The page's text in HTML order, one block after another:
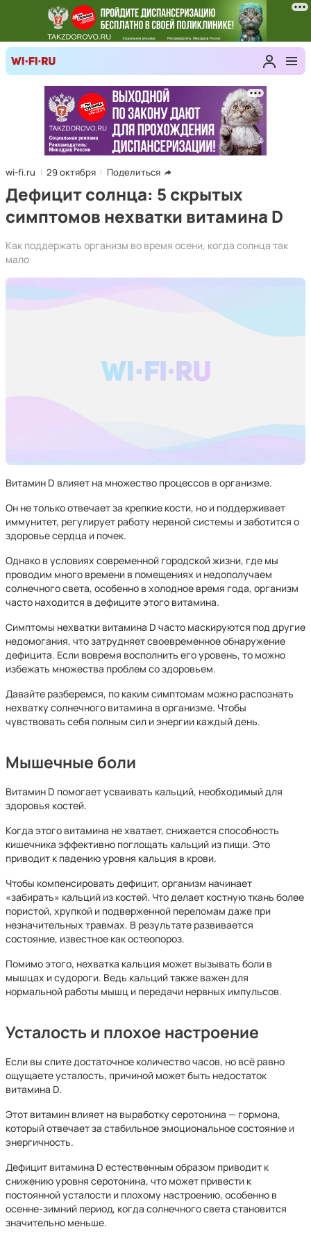
wi-fi.ru 29 октября Поделиться
Дефицит солнца: 5 скрытых
симптомов нехватки витамина D
Как поддержать организм во время осени, когда солнца так
мало
Витамин D влияет на множество процессов в организме.
Он не только отвечает за крепкие кости, но и поддерживает
иммунитет, регулирует работу нервной системы и заботится о
здоровье сердца и почек.
Однако в условиях современной городской жизни, где мы
проводим много времени в помещениях и недополучаем
солнечного света, особенно в холодное время года, организм
часто находится в дефиците этого витамина.
Симптомы нехватки витамина D часто маскируются под другие
недомогания, что затрудняет своевременное обнаружение
дефицита. Если вовремя восполнить его уровень, то можно
избежать множества проблем со здоровьем.
Давайте разберемся, по каким симптомам можно распознать
нехватку солнечного витамина в организме. Чтобы
чувствовать себя полным сил и энергии каждый день.
Мышечные боли
Витамин D помогает усваивать кальций, необходимый для
здоровья костей.
Когда этого витамина не хватает, снижается способность
кишечника эффективно поглощать кальций из пищи. Это
приводит к падению уровня кальция в крови.
Чтобы компенсировать дефицит, организм начинает
«забирать» кальций из костей. Что делает костную ткань более
пористой, хрупкой и подверженной переломам даже при
незначительных травмах. В результате развивается
состояние, известное как остеопороз.
Помимо этого, нехватка кальция может вызывать боли в
мышцах и судороги. Ведь кальций также важен для
нормальной работы мышц и передачи нервных импульсов.
Усталость и плохое настроение
Если вы спите достаточное количество часов, но всё равно
ощущаете усталость, причиной может быть недостаток
витамина D.
Этот витамин влияет на выработку серотонина — гормона,
который отвечает за стабильное эмоциональное состояние и
энергичность.
Дефицит витамина D естественным образом приводит к
снижению уровня серотонина, что может привести к
постоянной усталости и плохому настроению, особенно в
осенне-зимний период, когда солнечного света становится
значительно меньше.